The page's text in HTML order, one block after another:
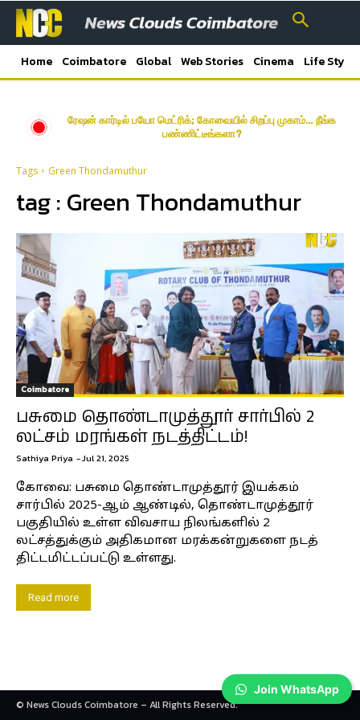
Home Coimbatore Global Web Stories Cinema Life Style
ரேஷன் கார்டில் பயோ மெட்ரிக்; கோவையில் சிறப்பு முகாம்… நீங்க
பண்ணிட்டீங்களா?
Tags Green Thondamuthur
tag : Green Thondamuthur
Coimbatore
பசுமை தொண்டாமுத்தூர் சார்பில் 2
லட்சம் மரங்கள் நடத்திட்டம்!
Sathiya Priya -Jul 21, 2025
கோவை: பசுமை தொண்டாமுத்தூர் இயக்கம்
சார்பில் 2025-ஆம் ஆண்டில், தொண்டாமுத்தூர்
பகுதியில் உள்ள விவசாய நிலங்களில் 2
லட்சத்துக்கும் அதிகமான மரக்கன்றுகளை நடத்
திட்டமிட்டப்பட்டு உள்ளது.
Read more
© News Clouds Coimbatore – All Rights Reserved.
Join WhatsApp